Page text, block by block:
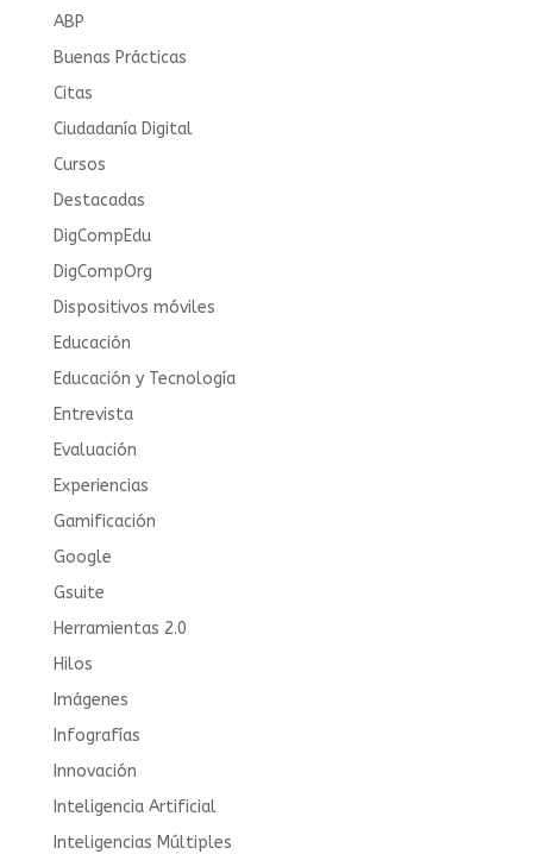
ABP
Buenas Prácticas
Citas
Ciudadanía Digital
Cursos
Destacadas
DigCompEdu
DigCompOrg
Dispositivos móviles
Educación
Educación y Tecnología
Entrevista
Evaluación
Experiencias
Gamificación
Google
Gsuite
Herramientas 2.0
Hilos
Imágenes
Infografías
Innovación
Inteligencia Artificial
Inteligencias Múltiples